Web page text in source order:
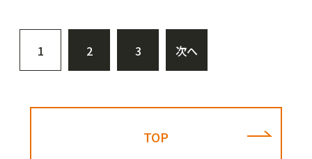
1 2 3 次へ
TOP